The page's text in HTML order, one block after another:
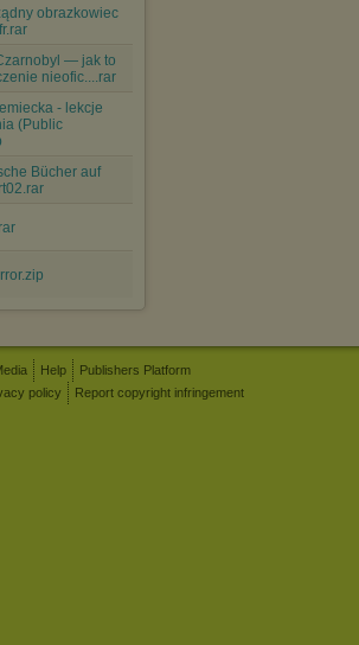
obrazkowiec
— jak to
nieofic....rar
- lekcje
(Public
Bücher auf
Help
Publishers Platform
policy Report copyright infringement